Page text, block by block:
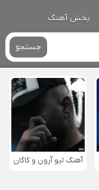
پخش آهنگ
جستجو
آهنگ لیو آرون و کاگان